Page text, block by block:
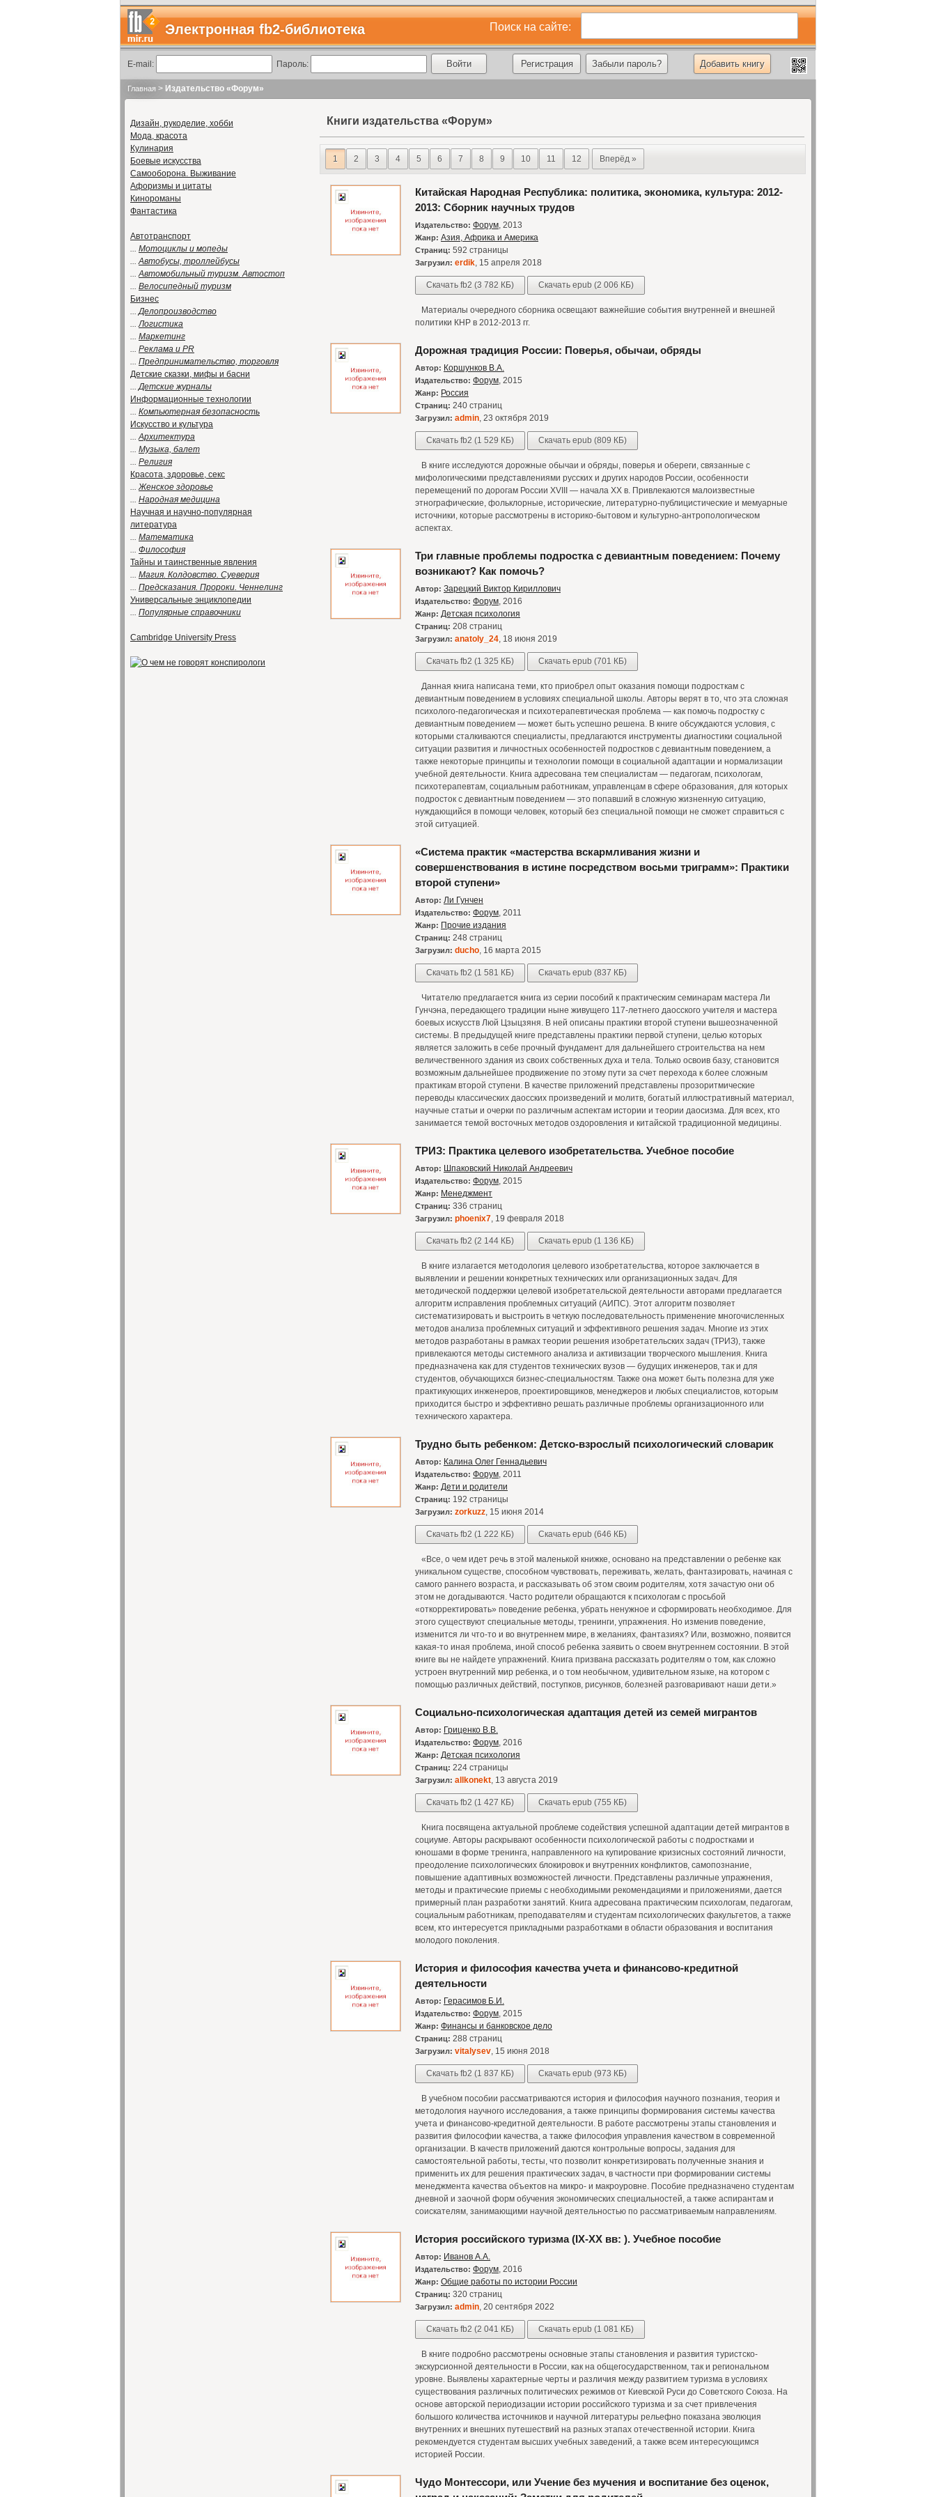
Электронная fb2-библиотека Поиск на сайте:
E-mail: Пароль: Регистрация Забыли пароль? Добавить книгу
Главная > Издательство «Форум»
Дизайн, рукоделие, хобби
Мода, красота
Кулинария
Боевые искусства
Самооборона. Выживание
Афоризмы и цитаты
Кинороманы
Фантастика
Автотранспорт
... Мотоциклы и мопеды
...Автобусы, троллейбусы
...Автомобильный туризм. Автостоп
... Велосипедный туризм
Бизнес
...Делопроизводство
...Логистика
... Маркетинг
... Реклама и PR
... Предпринимательство, торговля
Детские сказки, мифы и басни
...Детские журналы
Информационные технологии
... Компьютерная безопасность
Искусство и культура
...Архитектура
... Музыка, балет
... Религия
Красота, здоровье, секс
...Женское здоровье
... Народная медицина
Научная и научно-популярная
литература
... Математика
... Философия
Тайны и таинственные явления
... Магия. Колдовство. Суеверия
... Предсказания. Пророки. Ченнелинг
Универсальные энциклопедии
... Популярные справочники
Cambridge University Press
Книги издательства «Форум»
1 2 3 4 5 6 7 8 9 10 11 12 Вперёд »
Китайская Народная Республика: политика, экономика, культура: 2012-
2013: Сборник научных трудов
Издательство: Форум, 2013
Жанр: Азия, Африка и Америка
Страниц: 592 страницы
Загрузил: erdik, 15 апреля 2018
Скачать fb2 (3 782 КБ) Скачать epub (2 006 КБ)
Материалы очередного сборника освещают важнейшие события внутренней и внешней
политики КНР в 2012-2013 гг.
Дорожная традиция России: Поверья, обычаи, обряды
Автор: Коршунков В.А.
Издательство: Форум, 2015
Жанр: Россия
Страниц: 240 страниц
Загрузил: admin, 23 октября 2019
Скачать fb2 (1 529 КБ) Скачать epub (809 КБ)
В книге исследуются дорожные обычаи и обряды, поверья и обереги, связанные с
мифологическими представлениями русских и других народов России, особенности
перемещений по дорогам России XVIII — начала XX в. Привлекаются малоизвестные
этнографические, фольклорные, исторические, литературно-публицистические и мемуарные
источники, которые рассмотрены в историко-бытовом и культурно-антропологическом
аспектах.
Три главные проблемы подростка с девиантным поведением: Почему
возникают? Как помочь?
Автор: Зарецкий Виктор Кириллович
Издательство: Форум, 2016
Жанр: Детская психология
Страниц: 208 страниц
Загрузил: anatoly_24, 18 июня 2019
Скачать fb2 (1 325 КБ) Скачать epub (701 КБ)
Данная книга написана теми, кто приобрел опыт оказания помощи подросткам с
девиантным поведением в условиях специальной школы. Авторы верят в то, что эта сложная
психолого-педагогическая и психотерапевтическая проблема — как помочь подростку с
девиантным поведением — может быть успешно решена. В книге обсуждаются условия, с
которыми сталкиваются специалисты, предлагаются инструменты диагностики социальной
ситуации развития и личностных особенностей подростков с девиантным поведением, а
также некоторые принципы и технологии помощи в социальной адаптации и нормализации
учебной деятельности. Книга адресована тем специалистам — педагогам, психологам,
психотерапевтам, социальным работникам, управленцам в сфере образования, для которых
подросток с девиантным поведением — это попавший в сложную жизненную ситуацию,
нуждающийся в помощи человек, который без специальной помощи не сможет справиться с
этой ситуацией.
«Система практик «мастерства вскармливания жизни и
совершенствования в истине посредством восьми триграмм»: Практики
второй ступени»
Автор: Ли Гунчен
Издательство: Форум, 2011
Жанр: Прочие издания
Страниц: 248 страниц
Загрузил: ducho, 16 марта 2015
Скачать fb2 (1 581 КБ) Скачать epub (837 КБ)
Читателю предлагается книга из серии пособий к практическим семинарам мастера Ли
Гунчэна, передающего традиции ныне живущего 117-летнего даосского учителя и мастера
боевых искусств Люй Цзыцзяня. В ней описаны практики второй ступени вышеозначенной
системы. В предыдущей книге представлены практики первой ступени, целью которых
является заложить в себе прочный фундамент для дальнейшего строительства на нем
величественного здания из своих собственных духа и тела. Только освоив базу, становится
возможным дальнейшее продвижение по этому пути за счет перехода к более сложным
практикам второй ступени. В качестве приложений представлены прозоритмические
переводы классических даосских произведений и молитв, богатый иллюстративный материал,
научные статьи и очерки по различным аспектам истории и теории даосизма. Для всех, кто
занимается темой восточных методов оздоровления и китайской традиционной медицины.
ТРИЗ: Практика целевого изобретательства. Учебное пособие
Автор: Шпаковский Николай Андреевич
Издательство: Форум, 2015
Жанр: Менеджмент
Страниц: 336 страниц
Загрузил: phoenix7, 19 февраля 2018
Скачать fb2 (2 144 КБ) Скачать epub (1 136 КБ)
В книге излагается методология целевого изобретательства, которое заключается в
выявлении и решении конкретных технических или организационных задач. Для
методической поддержки целевой изобретательской деятельности авторами предлагается
алгоритм исправления проблемных ситуаций (АИПС). Этот алгоритм позволяет
систематизировать и выстроить в четкую последовательность применение многочисленных
методов анализа проблемных ситуаций и эффективного решения задач. Многие из этих
методов разработаны в рамках теории решения изобретательских задач (ТРИЗ), также
привлекаются методы системного анализа и активизации творческого мышления. Книга
предназначена как для студентов технических вузов — будущих инженеров, так и для
студентов, обучающихся бизнес-специальностям. Также она может быть полезна для уже
практикующих инженеров, проектировщиков, менеджеров и любых специалистов, которым
приходится быстро и эффективно решать различные проблемы организационного или
технического характера.
Трудно быть ребенком: Детско-взрослый психологический словарик
Автор: Калина Олег Геннадьевич
Издательство: Форум, 2011
Жанр: Дети и родители
Страниц: 192 страницы
Загрузил: zorkuzz, 15 июня 2014
Скачать fb2 (1 222 КБ) Скачать epub (646 КБ)
«Все, о чем идет речь в этой маленькой книжке, основано на представлении о ребенке как
уникальном существе, способном чувствовать, переживать, желать, фантазировать, начиная с
самого раннего возраста, и рассказывать об этом своим родителям, хотя зачастую они об
этом не догадываются. Часто родители обращаются к психологам с просьбой
«откорректировать» поведение ребенка, убрать ненужное и сформировать необходимое. Для
этого существуют специальные методы, тренинги, упражнения. Но изменив поведение,
изменится ли что-то и во внутреннем мире, в желаниях, фантазиях? Или, возможно, появится
какая-то иная проблема, иной способ ребенка заявить о своем внутреннем состоянии. В этой
книге вы не найдете упражнений. Книга призвана рассказать родителям о том, как сложно
устроен внутренний мир ребенка, и о том необычном, удивительном языке, на котором с
помощью различных действий, поступков, рисунков, болезней разговаривают наши дети.»
Социально-психологическая адаптация детей из семей мигрантов
Автор: Гриценко В.В.
Издательство: Форум, 2016
Жанр: Детская психология
Страниц: 224 страницы
Загрузил: allkonekt, 13 августа 2019
Скачать fb2 (1 427 КБ) Скачать epub (755 КБ)
Книга посвящена актуальной проблеме содействия успешной адаптации детей мигрантов в
социуме. Авторы раскрывают особенности психологической работы с подростками и
юношами в форме тренинга, направленного на купирование кризисных состояний личности,
преодоление психологических блокировок и внутренних конфликтов, самопознание,
повышение адаптивных возможностей личности. Представлены различные упражнения,
методы и практические приемы с необходимыми рекомендациями и приложениями, дается
примерный план разработки занятий. Книга адресована практическим психологам, педагогам,
социальным работникам, преподавателям и студентам психологических факультетов, а также
всем, кто интересуется прикладными разработками в области образования и воспитания
молодого поколения.
История и философия качества учета и финансово-кредитной
деятельности
Автор: Герасимов Б.И.
Издательство: Форум, 2015
Жанр: Финансы и банковское дело
Страниц: 288 страниц
Загрузил: vitalysev, 15 июня 2018
Скачать fb2 (1 837 КБ) Скачать epub (973 КБ)
В учебном пособии рассматриваются история и философия научного познания, теория и
методология научного исследования, а также принципы формирования системы качества
учета и финансово-кредитной деятельности. В работе рассмотрены этапы становления и
развития философии качества, а также философия управления качеством в современной
организации. В качеств приложений даются контрольные вопросы, задания для
самостоятельной работы, тесты, что позволит конкретизировать полученные знания и
применить их для решения практических задач, в частности при формировании системы
менеджмента качества объектов на микро- и макроуровне. Пособие предназначено студентам
дневной и заочной форм обучения экономических специальностей, а также аспирантам и
соискателям, занимающими научной деятельностью по рассматриваемым направлениям.
История российского туризма (IX-XX вв: ). Учебное пособие
Автор: Иванов А.А.
Издательство: Форум, 2016
Жанр: Общие работы по истории России
Страниц: 320 страниц
Загрузил: admin, 20 сентября 2022
Скачать fb2 (2 041 КБ) Скачать epub (1 081 КБ)
В книге подробно рассмотрены основные этапы становления и развития туристско-
экскурсионной деятельности в России, как на общегосударственном, так и региональном
уровне. Выявлены характерные черты и различия между развитием туризма в условиях
существования различных политических режимов от Киевской Руси до Советского Союза. На
основе авторской периодизации истории российского туризма и за счет привлечения
большого количества источников и научной литературы рельефно показана эволюция
внутренних и внешних путешествий на разных этапах отечественной истории. Книга
рекомендуется студентам высших учебных заведений, а также всем интересующимся
историей России.
Чудо Монтессори, или Учение без мучения и воспитание без оценок,